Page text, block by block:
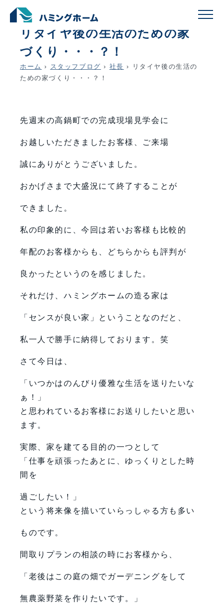
schedule
リタイヤ後の生活のための家
づくり・・・？！
ホーム › スタッフブログ › 社長 ›
リタイヤ後の生活の
ための家づくり・・・？！
先週末の高鍋町での完成現場見学会に
お越しいただきましたお客様、ご来場
誠にありがとうございました。
おかげさまで大盛況にて終了することが
できました。
私の印象的に、今回は若いお客様も比較的
年配のお客様からも、どちらからも評判が
良かったというのを感じました。
それだけ、ハミングホームの造る家は
「センスが良い家」ということなのだと、
私一人で勝手に納得しております。笑
さて今日は、
「いつかはのんびり優雅な生活を送りたいな
ぁ！」
と思われているお客様にお送りしたいと思い
ます。
実際、家を建てる目的の一つとして
「仕事を頑張ったあとに、ゆっくりとした時
間を
過ごしたい！」
という将来像を描いていらっしゃる方も多い
ものです。
間取りプランの相談の時にお客様から、
「老後はこの庭の畑でガーデニングをして
無農薬野菜を作りたいです。」